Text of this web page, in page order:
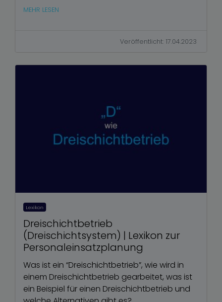
MEHR LESEN
Veröffentlicht: 17.04.2023
Lexikon
Dreischichtbetrieb
(Dreischichtsystem) | Lexikon zur
Personaleinsatzplanung
Was ist ein “Dreischichtbetrieb”, wie wird in
einem Dreischichtbetrieb gearbeitet, was ist
ein Beispiel für einen Dreischichtbetrieb und